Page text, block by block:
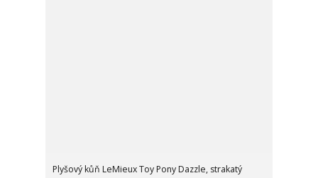
Plyšový kůň LeMieux Toy Pony Dazzle, strakatý